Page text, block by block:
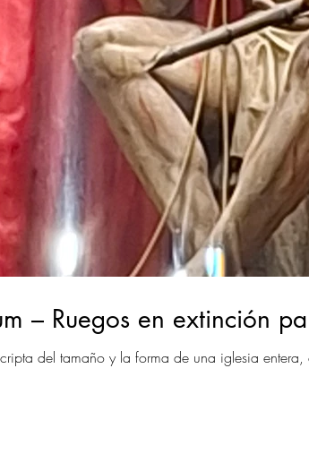
– Ruegos en extinción
del tamaño y la forma de una iglesia